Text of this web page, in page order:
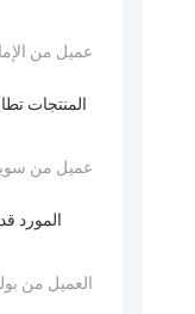
—— عميل من
المنتجات
—— عميل من
المورد
—— العميل من